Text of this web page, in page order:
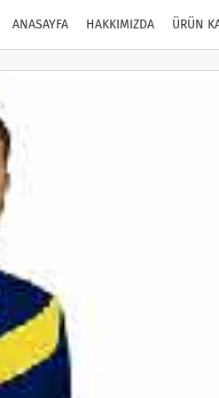
ANASAYFA HAKKIMIZDA ÜRÜN